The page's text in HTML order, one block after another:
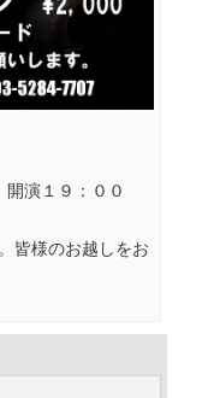
演１９：００
皆様のお越しをお